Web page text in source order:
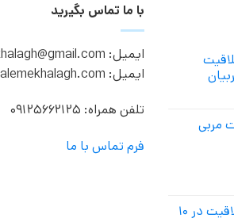
مربی
دوره آموزش مجازی «خلاقیت در ۱۰
با ما تماس بگیرید
ایمیل: moalemekhalagh@gmail.com
ایمیل: info@moalemekhalagh.com
تلفن همراه: 09125662125
فرم تماس با ما